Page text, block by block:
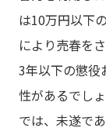
は10万円以下
により売春を
3年以下の懲役
性があるでし
では、未遂で